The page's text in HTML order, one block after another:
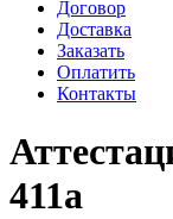
Договор
Доставка
Заказать
Оплатить
Контакты
411a